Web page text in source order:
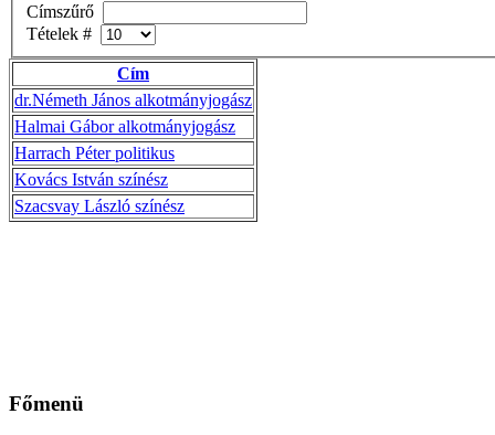
Címszűrő
Tételek #
Cím
dr.Németh János alkotmányjogász
Halmai Gábor alkotmányjogász
Harrach Péter politikus
Kovács István színész
Szacsvay László színész
Főmenü